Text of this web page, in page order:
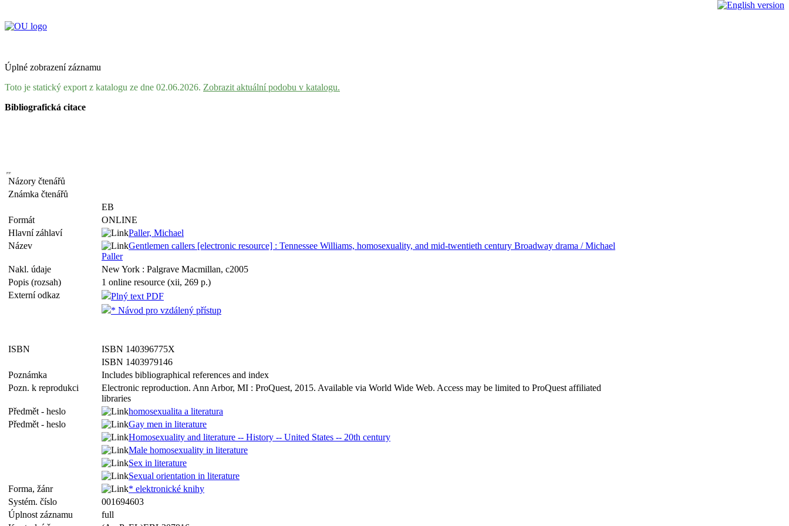
Úplné zobrazení záznamu
Toto je statický export z katalogu ze dne 02.06.2026. Zobrazit aktuální podobu v katalogu.
Bibliografická citace
Názory čtenářů
Známka čtenářů
EB
Formát
ONLINE
Hlavní záhlaví
Paller, Michael
Název
Gentlemen callers [electronic resource] : Tennessee Williams, homosexuality, and mid-twentieth century Broadway drama / Michael
Paller
Nakl. údaje
New York : Palgrave Macmillan, c2005
Popis (rozsah)
1 online resource (xii, 269 p.)
Externí odkaz
Plný text PDF
* Návod pro vzdálený přístup
ISBN
ISBN 140396775X
ISBN 1403979146
Poznámka
Includes bibliographical references and index
Pozn. k reprodukci
Electronic reproduction. Ann Arbor, MI : ProQuest, 2015. Available via World Wide Web. Access may be limited to ProQuest affiliated
libraries
Předmět - heslo
homosexualita a literatura
Předmět - heslo
Gay men in literature
Homosexuality and literature -- History -- United States -- 20th century
Male homosexuality in literature
Sex in literature
Sexual orientation in literature
Forma, žánr
* elektronické knihy
Systém. číslo
001694603
Úplnost záznamu
full